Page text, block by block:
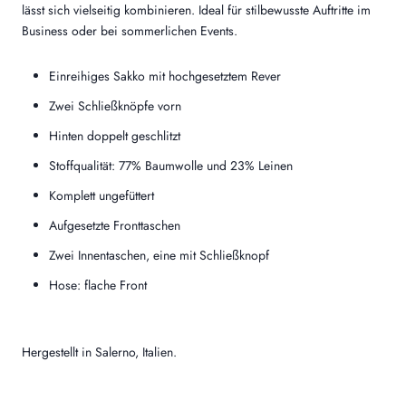
lässt sich vielseitig kombinieren. Ideal für stilbewusste Auftritte im
Business oder bei sommerlichen Events.
Einreihiges Sakko mit hochgesetztem Rever
Zwei Schließknöpfe vorn
Hinten doppelt geschlitzt
Stoffqualität: 77% Baumwolle und 23% Leinen
Komplett ungefüttert
Aufgesetzte Fronttaschen
Zwei Innentaschen, eine mit Schließknopf
Hose: flache Front
Hergestellt in Salerno, Italien.